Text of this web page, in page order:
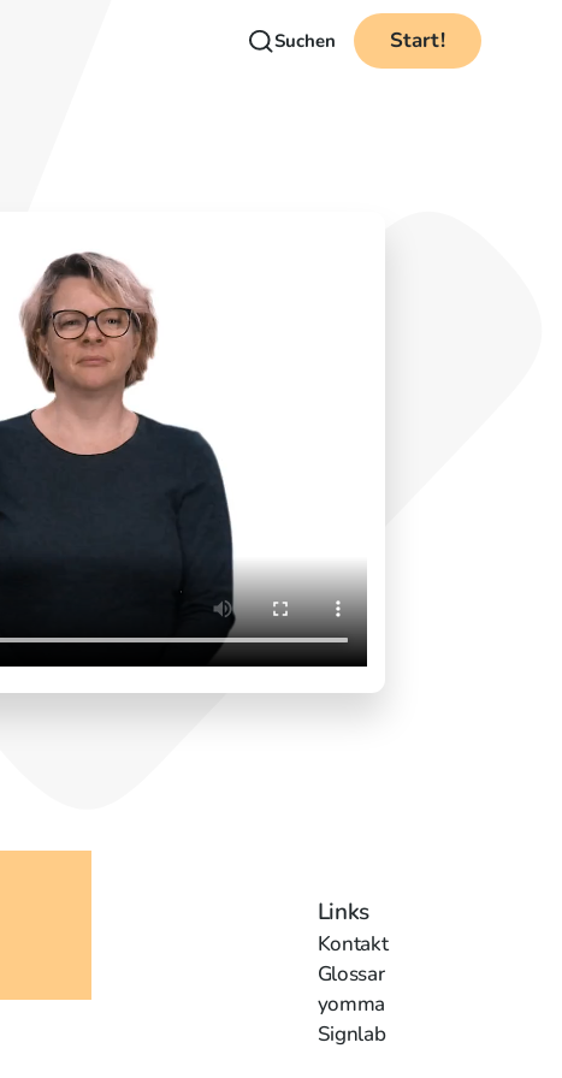
Suchen Start!
Links
Kontakt
Glossar
yomma
Signlab